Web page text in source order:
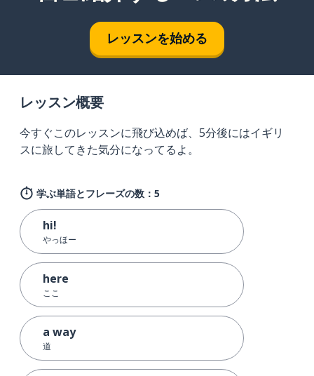
レッスンを始める
レッスン概要
今すぐこのレッスンに飛び込めば、5分後にはイギリ
スに旅してきた気分になってるよ。
学ぶ単語とフレーズの数：5
hi!
やっほー
here
ここ
a way
道